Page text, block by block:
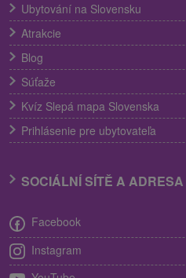
Ubytování na Slovensku
Atrakcie
Blog
Súťaže
Kvíz Slepá mapa Slovenska
Prihlásenie pre ubytovateľa
SOCIÁLNÍ SÍTĚ A ADRESA
Facebook
Instagram